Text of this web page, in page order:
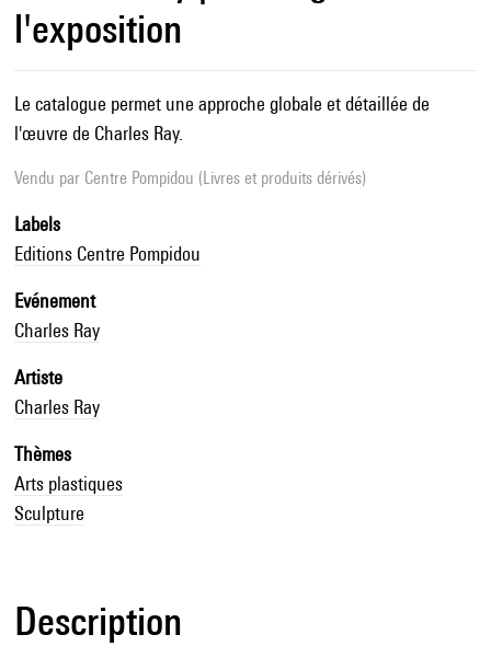
l'exposition
Le catalogue permet une approche globale et détaillée de
l'œuvre de Charles Ray.
Vendu par Centre Pompidou (Livres et produits dérivés)
Labels
Editions Centre Pompidou
Evénement
Charles Ray
Artiste
Charles Ray
Thèmes
Arts plastiques
Sculpture
Description